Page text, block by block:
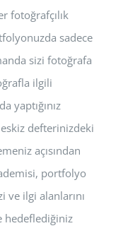
fotoğrafçılık
sadece
sizi fotoğrafa
ilgili
yaptığınız
defterinizdeki
açısından
portfolyo
ve ilgi alanlarını
hedeflediğiniz